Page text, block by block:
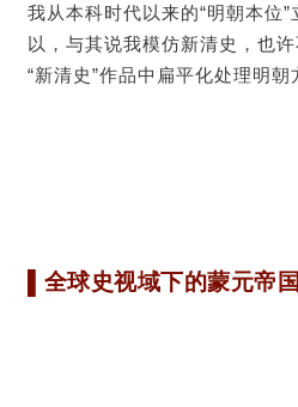
我从本科时代以来的“明朝本位
以，与其说我模仿新清史，也
“新清史”作品中扁平化处理明朝
全球史视域下的蒙元帝国